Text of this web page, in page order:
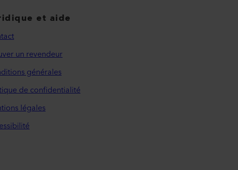
et aide
un revendeur
générales
de confidentialité
légales